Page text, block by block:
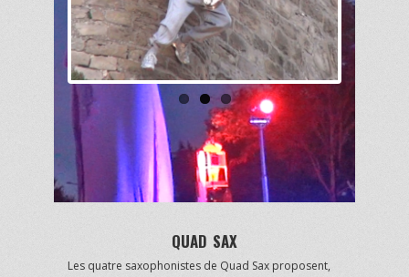
QUAD SAX
Les quatre saxophonistes de Quad Sax proposent,